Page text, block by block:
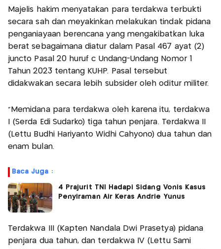
Majelis hakim menyatakan para terdakwa terbukti
secara sah dan meyakinkan melakukan tindak pidana
penganiayaan berencana yang mengakibatkan luka
berat sebagaimana diatur dalam Pasal 467 ayat (2)
juncto Pasal 20 huruf c Undang-Undang Nomor 1
Tahun 2023 tentang KUHP. Pasal tersebut
didakwakan secara lebih subsider oleh oditur militer.
"Memidana para terdakwa oleh karena itu, terdakwa
I (Serda Edi Sudarko) tiga tahun penjara. Terdakwa II
(Lettu Budhi Hariyanto Widhi Cahyono) dua tahun dan
enam bulan.
Baca Juga :
4 Prajurit TNI Hadapi Sidang Vonis Kasus
Penyiraman Air Keras Andrie Yunus
Terdakwa III (Kapten Nandala Dwi Prasetya) pidana
penjara dua tahun, dan terdakwa IV (Lettu Sami